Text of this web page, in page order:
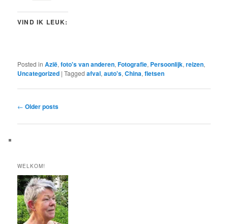
VIND IK LEUK:
Posted in Azië,foto's van anderen,Fotografie, Persoonlijk,reizen,
Uncategorized |Tagged afval,auto's,China,fietsen
Post
← Older posts
WELKOM!